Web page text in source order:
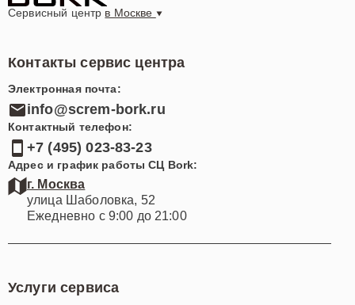
Сервисный центр в Москве
Контакты сервис центра
Электронная почта:
info@screm-bork.ru
Контактный телефон:
+7 (495) 023-83-23
Адрес и график работы СЦ Bork:
г. Москва
улица Шаболовка, 52
Ежедневно с 9:00 до 21:00
Услуги сервиса